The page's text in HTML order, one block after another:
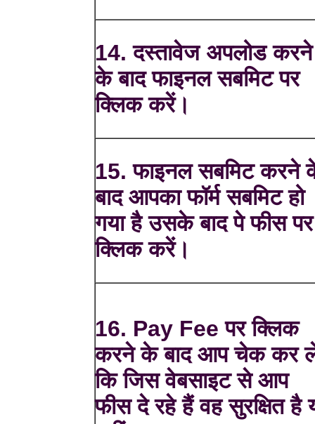
14. दस्तावेज अपलोड करने
के बाद फाइनल सबमिट पर
क्लिक करें।
15. फाइनल सबमिट करने
बाद आपका फॉर्म सबमिट हो
गया है उसके बाद पे फीस पर
क्लिक करें।
16. Pay Fee पर क्लिक
करने के बाद आप चेक कर
कि जिस वेबसाइट से आप
फीस दे रहे हैं वह सुरक्षित है